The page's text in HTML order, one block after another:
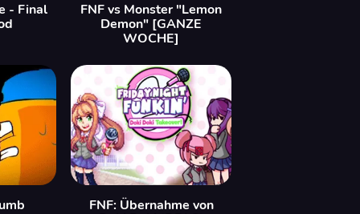
- Final
FNF vs Monster "Lemon
Demon" [GANZE
WOCHE]
FNF: Übernahme von